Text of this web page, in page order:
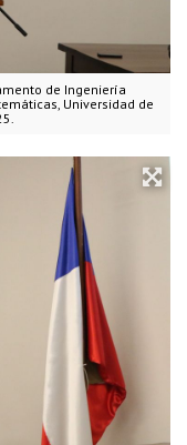
de Ingeniería
Universidad de